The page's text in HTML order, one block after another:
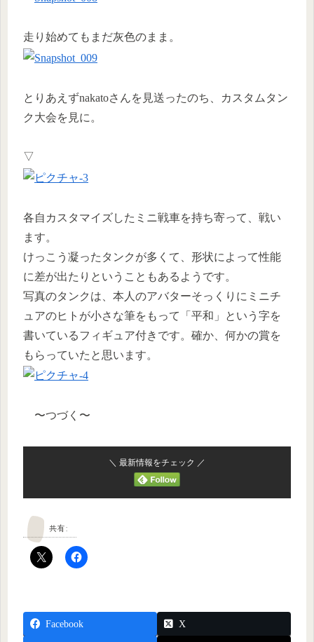
走り始めてもまだ灰色のまま。
とりあえずnakatoさんを見送ったのち、カスタムタン
ク大会を見に。
▽
各自カスタマイズしたミニ戦車を持ち寄って、戦い
ます。
けっこう凝ったタンクが多くて、形状によって性能
に差が出たりということもあるようです。
写真のタンクは、本人のアバターそっくりにミニチ
ュアのヒトが小さな筆をもって「平和」という字を
書いているフィギュア付きです。確か、何かの賞を
もらっていたと思います。
〜つづく〜
＼ 最新情報をチェック ／
共有:
Facebook X